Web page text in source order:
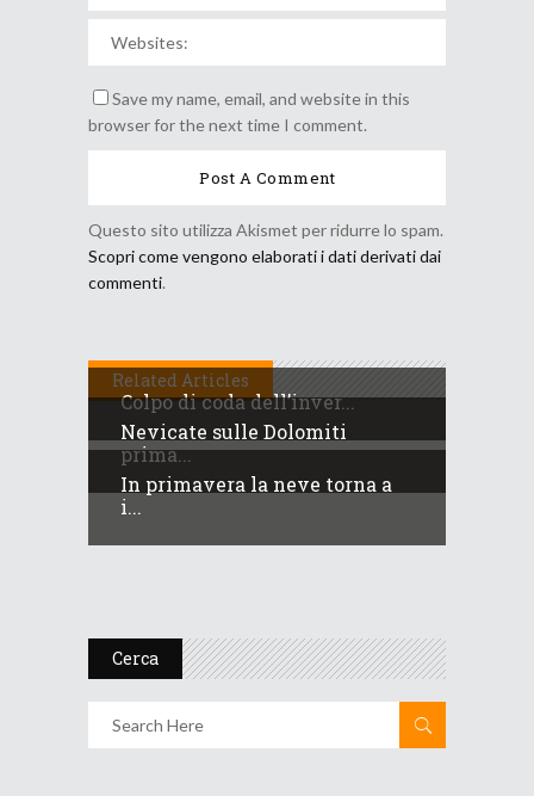
Save my name, email, and website in this
browser for the next time I comment.
Questo sito utilizza Akismet per ridurre lo spam.
Scopri come vengono elaborati i dati derivati dai
commenti.
Related Articles
Colpo di coda dell’inver...
Nevicate sulle Dolomiti
prima...
In primavera la neve torna a
i...
Cerca